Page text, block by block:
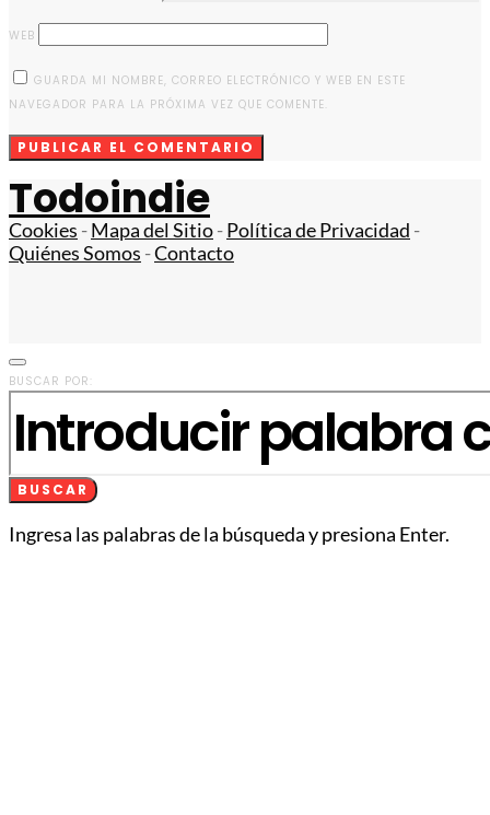
WEB
GUARDA MI NOMBRE, CORREO ELECTRÓNICO Y WEB EN ESTE
NAVEGADOR PARA LA PRÓXIMA VEZ QUE COMENTE.
Todoindie
Cookies -Mapa del Sitio-Política de Privacidad -
Quiénes Somos -Contacto
BUSCAR POR:
BUSCAR
Ingresa las palabras de la búsqueda y presiona Enter.